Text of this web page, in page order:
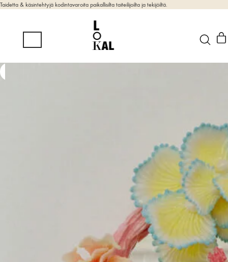
Taidetta & käsintehtyjä kodintavaroita paikallisilta taiteilijoilta ja tekijöiltä.